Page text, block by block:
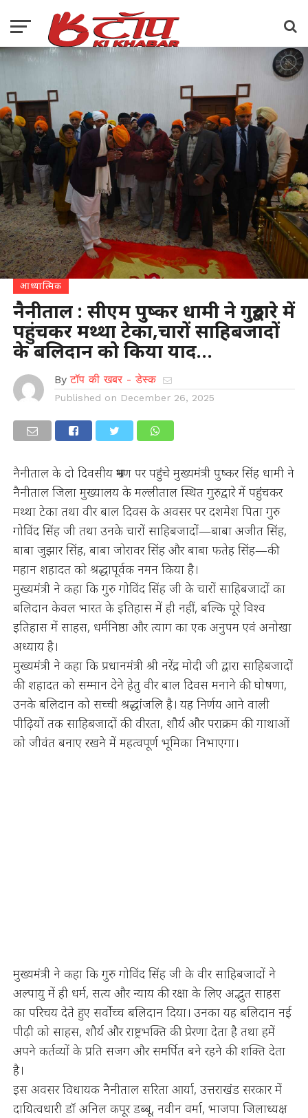
आध्यात्मिक
नैनीताल : सीएम पुष्कर धामी ने गुरुद्वारे में
पहुंचकर मथ्था टेका,चारों साहिबजादों
के बलिदान को किया याद…
By टॉप की खबर - डेस्क
Published on December 26, 2025
नैनीताल के दो दिवसीय भ्रमण पर पहुंचे मुख्यमंत्री पुष्कर सिंह धामी ने
नैनीताल जिला मुख्यालय के मल्लीताल स्थित गुरुद्वारे में पहुंचकर
मथ्था टेका तथा वीर बाल दिवस के अवसर पर दशमेश पिता गुरु
गोविंद सिंह जी तथा उनके चारों साहिबजादों—बाबा अजीत सिंह,
बाबा जुझार सिंह, बाबा जोरावर सिंह और बाबा फतेह सिंह—की
महान शहादत को श्रद्धापूर्वक नमन किया है।
मुख्यमंत्री ने कहा कि गुरु गोविंद सिंह जी के चारों साहिबजादों का
बलिदान केवल भारत के इतिहास में ही नहीं, बल्कि पूरे विश्व
इतिहास में साहस, धर्मनिष्ठा और त्याग का एक अनुपम एवं अनोखा
अध्याय है।
मुख्यमंत्री ने कहा कि प्रधानमंत्री श्री नरेंद्र मोदी जी द्वारा साहिबजादों
की शहादत को सम्मान देने हेतु वीर बाल दिवस मनाने की घोषणा,
उनके बलिदान को सच्ची श्रद्धांजलि है। यह निर्णय आने वाली
पीढ़ियों तक साहिबजादों की वीरता, शौर्य और पराक्रम की गाथाओं
को जीवंत बनाए रखने में महत्वपूर्ण भूमिका निभाएगा।
मुख्यमंत्री ने कहा कि गुरु गोविंद सिंह जी के वीर साहिबजादों ने
अल्पायु में ही धर्म, सत्य और न्याय की रक्षा के लिए अद्भुत साहस
का परिचय देते हुए सर्वोच्च बलिदान दिया। उनका यह बलिदान नई
पीढ़ी को साहस, शौर्य और राष्ट्रभक्ति की प्रेरणा देता है तथा हमें
अपने कर्तव्यों के प्रति सजग और समर्पित बने रहने की शक्ति देता
है।
इस अवसर विधायक नैनीताल सरिता आर्या, उत्तराखंड सरकार में
दायित्वधारी डॉ अनिल कपूर डब्बू, नवीन वर्मा, भाजपा जिलाध्यक्ष